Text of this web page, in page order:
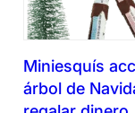
Miniesquís
árbol de